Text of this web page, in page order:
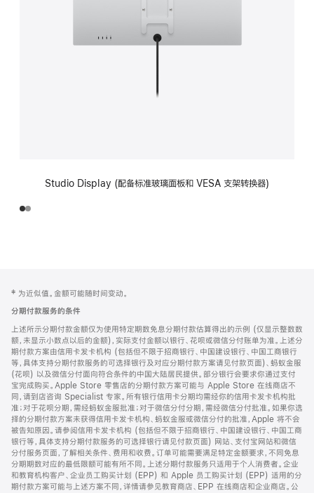
Studio Display (配备标准玻璃面板和 VESA 支架转换器)
页
页
脚
注
‡ 为近似值。金额可能随时间变动。
分期付款服务的条件
上述所示分期付款金额仅为使用特定期数免息分期付款估算得出的示例 (仅显示整数数
额，未显示小数点以后的金额)，实际支付金额以银行、花呗或微信分付账单为准。上述分
期付款方案由信用卡发卡机构 (包括但不限于招商银行、中国建设银行、中国工商银行
等，具体支持分期付款服务的可选择银行及对应分期付款方案请见付款页面)、蚂蚁金服
(花呗) 以及微信分付面向符合条件的中国大陆居民提供。部分银行会要求你通过支付
宝完成购买。Apple Store 零售店的分期付款方案可能与 Apple Store 在线商店不
同，请到店咨询 Specialist 专家。所有银行信用卡分期均需经你的信用卡发卡机构批
准；对于花呗分期，需经蚂蚁金服批准；对于微信分付分期，需经微信分付批准。如果你选
择的分期付款方案未获得信用卡发卡机构、蚂蚁金服或微信分付的批准，Apple 将不会
被告知原因。请参阅信用卡发卡机构 (包括但不限于招商银行、中国建设银行、中国工商
银行等，具体支持分期付款服务的可选择银行请见付款页面) 网站、支付宝网站和微信
分付服务页面，了解相关条件、费用和收费。订单可能需要满足特定金额要求，不同免息
分期期数对应的最低限额可能有所不同。上述分期付款服务只适用于个人消费者。企业
和教育机构客户、企业员工购买计划 (EPP) 和 Apple 员工购买计划 (EPP) 适用的分
期付款方案可能与上述方案不同，详情请参见教育商店、EPP 在线商店和企业商店。公